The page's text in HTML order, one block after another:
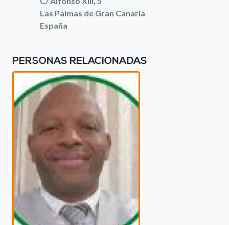
Las Palmas de Gran Canaria
España
PERSONAS RELACIONADAS